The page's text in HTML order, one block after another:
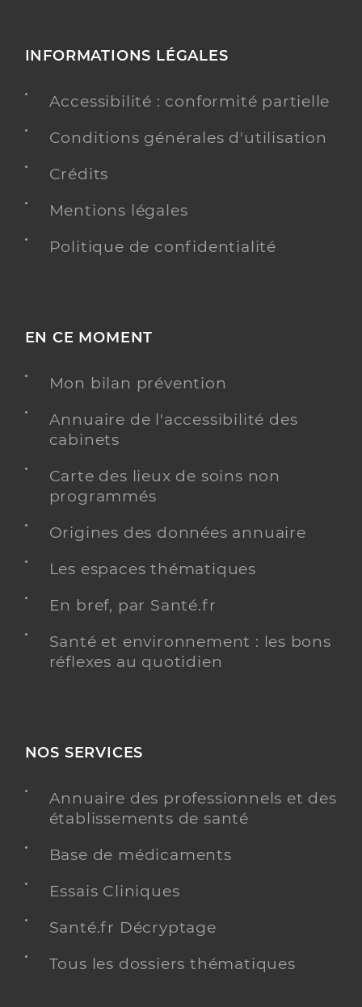
INFORMATIONS LÉGALES
Accessibilité : conformité partielle
Conditions générales d'utilisation
Crédits
Mentions légales
Politique de confidentialité
EN CE MOMENT
Mon bilan prévention
Annuaire de l'accessibilité des
cabinets
Carte des lieux de soins non
programmés
Origines des données annuaire
Les espaces thématiques
En bref, par Santé.fr
Santé et environnement : les bons
réflexes au quotidien
NOS SERVICES
Annuaire des professionnels et des
établissements de santé
Base de médicaments
Essais Cliniques
Santé.fr Décryptage
Tous les dossiers thématiques